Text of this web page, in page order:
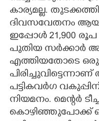
കാര്യമല്ല.
ദിവസവേതനം
ഇപ്പോൾ 21,900
പുതിയ സർക്കാർ
എത്തിയതോടെ ഒരു
പട്ടികവർഗ
നിയമനം. മെന്റർ
കൊഴിഞ്ഞുപോക്ക്